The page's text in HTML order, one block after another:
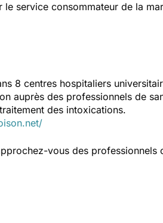
service consommateur de la
8 centres hospitaliers
auprès des professionnels de
des intoxications.
vous des professionnels